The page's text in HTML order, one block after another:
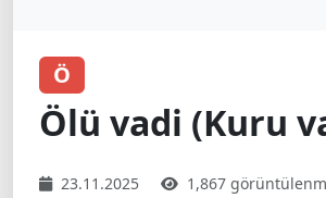
Ö
Ölü vadi (Kuru
23.11.2025 1,867